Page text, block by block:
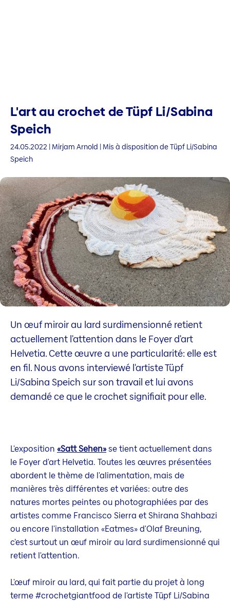
L'art au crochet de Tüpf Li/Sabina
Speich
24.05.2022 | Mirjam Arnold | Mis à disposition de Tüpf Li/Sabina
Speich
Un œuf miroir au lard surdimensionné retient
actuellement l'attention dans le Foyer d'art
Helvetia. Cette œuvre a une particularité: elle est
en fil. Nous avons interviewé l'artiste Tüpf
Li/Sabina Speich sur son travail et lui avons
demandé ce que le crochet signifiait pour elle.
L'exposition «Satt Sehen»se tient actuellement dans
le Foyer d'art Helvetia. Toutes les œuvres présentées
abordent le thème de l'alimentation, mais de
manières très différentes et variées: outre des
natures mortes peintes ou photographiées par des
artistes comme Francisco Sierra et Shirana Shahbazi
ou encore l'installation «Eatmes» d'Olaf Breuning,
c'est surtout un œuf miroir au lard surdimensionné qui
retient l'attention.
L'œuf miroir au lard, qui fait partie du projet à long
terme #crochetgiantfood de l'artiste Tüpf Li/Sabina